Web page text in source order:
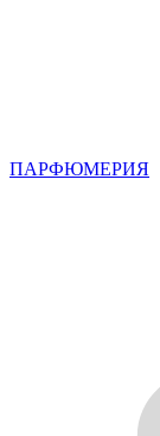
ПАРФЮМЕРИЯ